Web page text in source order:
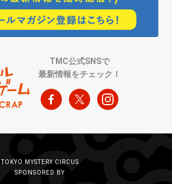
TMC公式SNSで
最新情報をチェック！
TOKYO MYSTERY CIRCUS
SPONSORED BY